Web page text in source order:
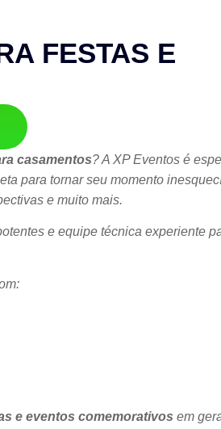
FESTAS E
casamentos? A XP Eventos é
para tornar seu momento
e muito mais.
e equipe técnica experiente
e eventos comemorativos em